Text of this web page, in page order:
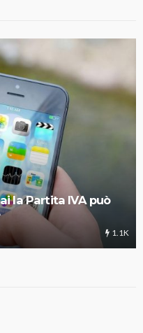
la Partita IVA può
1.1K